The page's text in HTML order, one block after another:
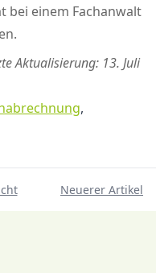
bei einem Fachanwalt
Aktualisierung: 13. Juli
,
Neuerer Artikel